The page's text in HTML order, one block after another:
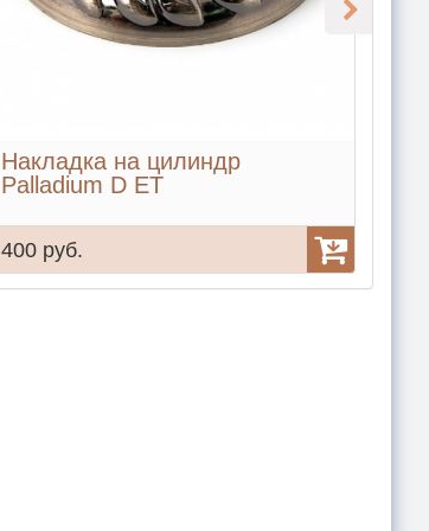
Накладка на цилиндр
Palladium D ET
400 руб.